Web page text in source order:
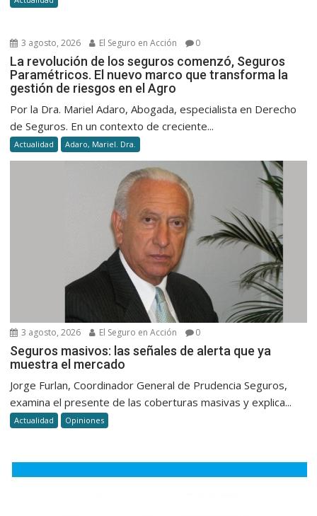
3 agosto, 2026 El Seguro en Acción 0
La revolución de los seguros comenzó, Seguros
Paramétricos. El nuevo marco que transforma la
gestión de riesgos en el Agro
Por la Dra. Mariel Adaro, Abogada, especialista en Derecho
de Seguros. En un contexto de creciente...
Actualidad Adaro, Mariel. Dra.
3 agosto, 2026 El Seguro en Acción 0
Seguros masivos: las señales de alerta que ya
muestra el mercado
Jorge Furlan, Coordinador General de Prudencia Seguros,
examina el presente de las coberturas masivas y explica...
Actualidad Opiniones